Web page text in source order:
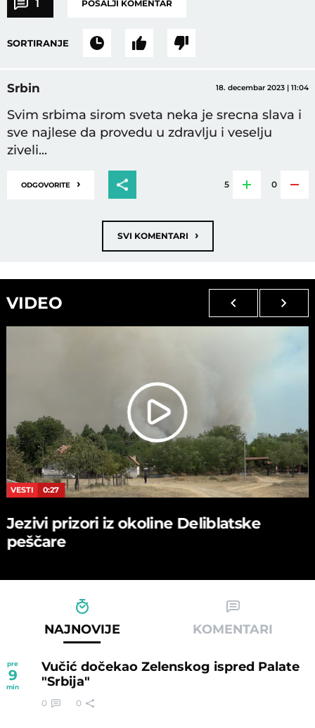
1 POŠALJI KOMENTAR
SORTIRANJE
Srbin 18. decembar 2023 | 11:04
Svim srbima sirom sveta neka je srecna slava i
sve najlese da provedu u zdravlju i veselju
ziveli...
ODGOVORITE › 5 0
SVI KOMENTARI ›
VIDEO
VESTI 0:27
Jezivi prizori iz okoline Deliblatske
peščare
NAJNOVIJE KOMENTARI
pre
9
min
Vučić dočekao Zelenskog ispred Palate
"Srbija"
0 0